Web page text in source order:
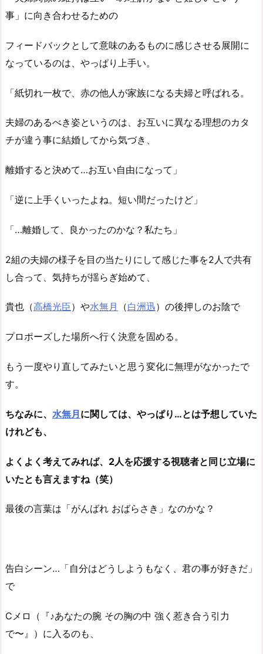
事」に向き合わせるための
フィードバックとして意味のあるものに感じさせる展開に
なっているのは、やっぱり上手い。
「紙切れ一枚で、赤の他人が家族になる夫婦と呼ばれる。
夫婦のあるべき姿というのは、お互いに異なる理想のカタ
チが違う事に結婚してから気づき、
離婚すると決めて…お互い自由になって」
「逆に上手くいったよね。短い間だったけど」
「…離婚して、良かったのかな？私たち」
2組の夫婦の様子を目の当たりにして感じた事を2人で共有
し合って、気持ちが揺らぎ始めて、
貴也（高橋光臣）や水無月 （白洲迅）の後押しのお陰で
プロポーズした場所へ行く決意を固める。
もう一度やり直してみたいと思う変化に無理がなかったで
す。
ちなみに、 水無月 に関しては、やっぱり…とは予想していた
けれども、
よくよく考えてみれば、2人を応援する視聴者と同じ立場に
いたとも言えますね（笑）
最後の言葉は「がんばれ おばらさき」なのかな？
告白シーン…「自分はどうしようもなく、君の事が好きだ」
で
Cメロ（『♪あなたの腕 その胸の中 強く惹き合う引力
で〜』）に入るのも、